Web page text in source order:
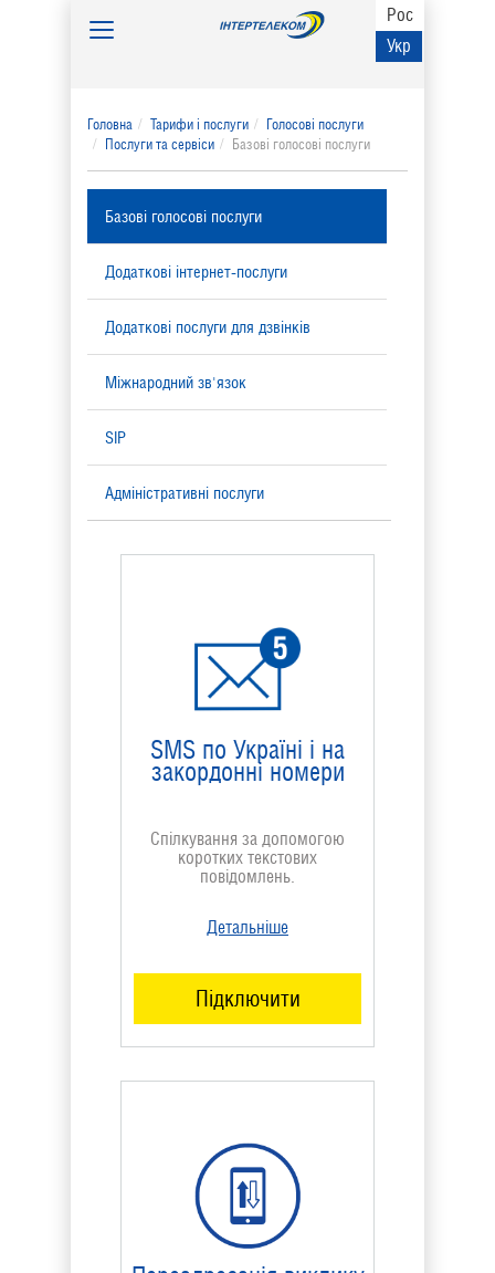
Рос
Укр
Toggle
Головна Тарифи і послуги
Голосові послуги
Послуги та сервіси
Базові голосові послуги
Базові голосові послуги
Додаткові інтернет-послуги
Додаткові послуги для дзвінків
Міжнародний зв'язок
SIP
Адміністративні послуги
Послуги сервісного центру
Архів послуг
SMS по Україні і на
закордонні номери
Спілкування за допомогою
коротких текстових
повідомлень.
Детальніше
Підключити